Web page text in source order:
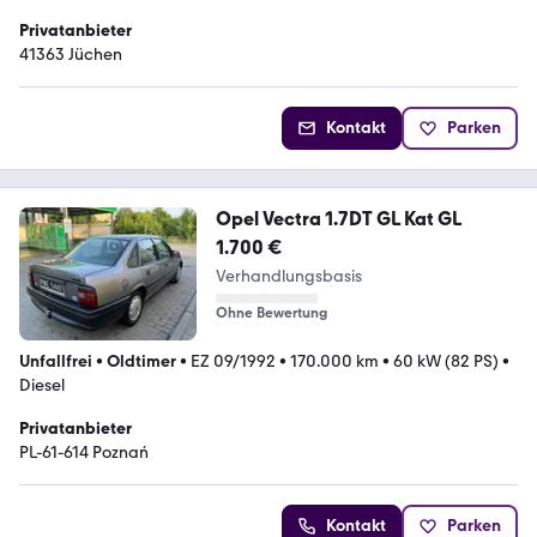
Privatanbieter
41363 Jüchen
Kontakt Parken
Opel Vectra 1.7DT GL Kat GL
1.700 €
Verhandlungsbasis
Ohne Bewertung
Unfallfrei • Oldtimer• EZ 09/1992 • 170.000 km • 60 kW (82 PS) •
Diesel
Privatanbieter
PL-61-614 Poznań
Kontakt Parken